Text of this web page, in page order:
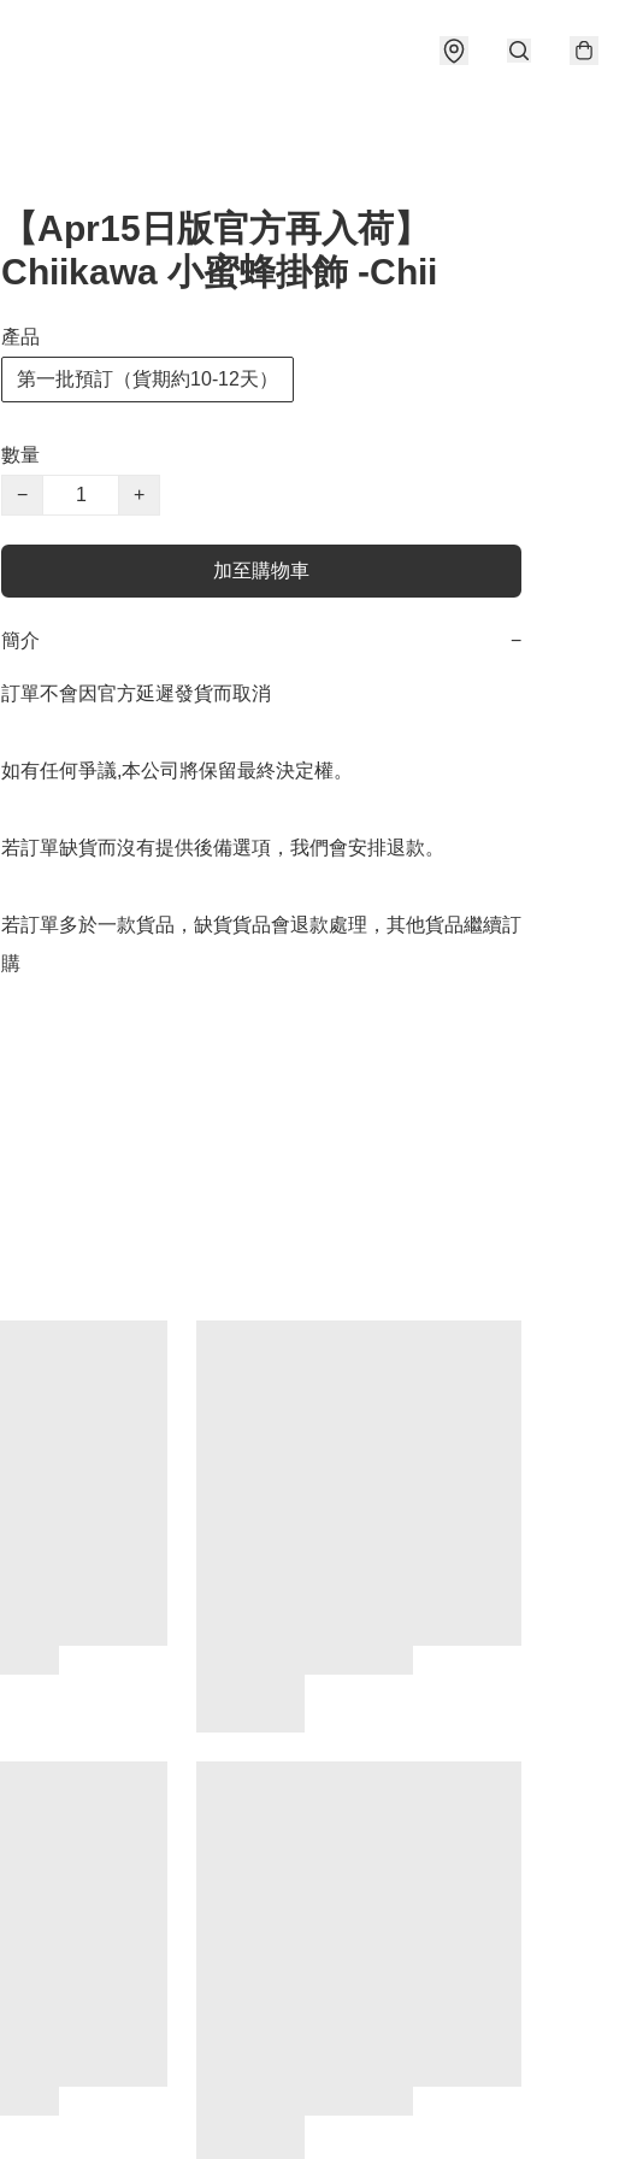
【Apr15日版官方再入荷】
Chiikawa 小蜜蜂掛飾 -Chii
產品
第一批預訂（貨期約10-12天）
數量
−
+
加至購物車
簡介 −
訂單不會因官方延遲發貨而取消
如有任何爭議,本公司將保留最終決定權。
若訂單缺貨而沒有提供後備選項，我們會安排退款。
若訂單多於一款貨品，缺貨貨品會退款處理，其他貨品繼續訂